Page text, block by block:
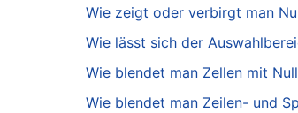
Wie zeigt oder verbirgt man
Wie lässt sich der
Wie blendet man Zellen mit
Wie blendet man Zeilen- und